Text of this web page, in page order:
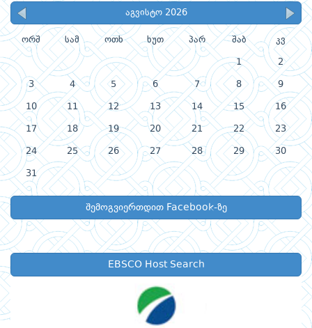
აგვისტო 2026
ორშ სამ ოთხ ხუთ პარ შაბ კვ
1 2
3 4 5 6 7 8 9
10 11 12 13 14 15 16
17 18 19 20 21 22 23
24 25 26 27 28 29 30
31
შემოგვიერთდით Facebook-ზე
EBSCO Host Search